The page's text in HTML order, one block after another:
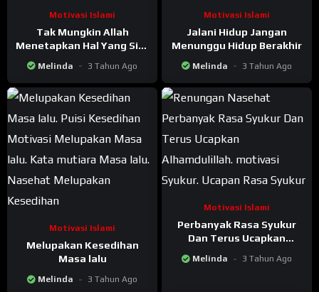
Motivasi Islami
Tak Mungkin Allah
Menetapkan Hal Yang Sia-
Melinda 3 Tahun Ago
Motivasi Islami
Jalani Hidup Jangan
Menunggu Hidup Berakhir
Melinda 3 Tahun Ago
Motivasi Islami
Melupakan Kesedihan
Masa lalu
Melinda 3 Tahun Ago
Motivasi Islami
Perbanyak Rasa Syukur
Dan Terus Ucapkan
Melinda 3 Tahun Ago